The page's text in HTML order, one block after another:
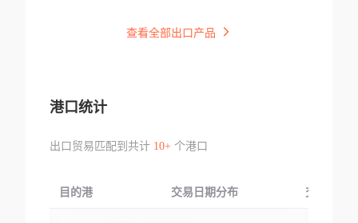
查看全部出口产品
港口统计
出口贸易匹配到共计 10+个港口
目的港 交易日期分布 交易产品